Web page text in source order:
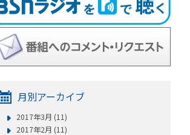
月別アーカイブ
2017年3月 (11)
2017年2月 (11)